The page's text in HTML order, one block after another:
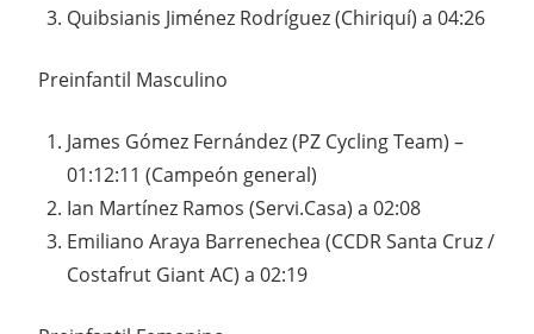
Quibsianis Jiménez Rodríguez (Chiriquí) a 04:26
Preinfantil Masculino
James Gómez Fernández (PZ Cycling Team) –
01:12:11 (Campeón general)
Ian Martínez Ramos (Servi.Casa) a 02:08
Emiliano Araya Barrenechea (CCDR Santa Cruz /
Costafrut Giant AC) a 02:19